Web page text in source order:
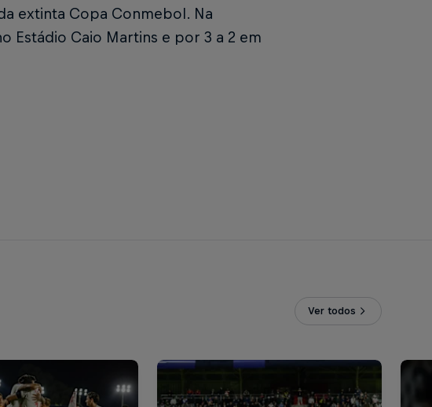
extinta Copa Conmebol. Na
Estádio Caio Martins e por 3 a 2 em
Ver todos